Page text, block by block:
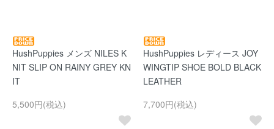
HushPuppies メンズ NILES K
NIT SLIP ON RAINY GREY KN
IT
5,500円(税込)
HushPuppies レディース JOY
WINGTIP SHOE BOLD BLACK
LEATHER
7,700円(税込)